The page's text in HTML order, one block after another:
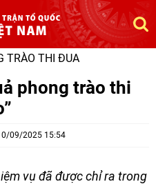
TRÀO THI ĐUA
phong trào thi
09/2025 15:54
vụ đã được chỉ ra trong